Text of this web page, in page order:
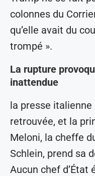
colonnes du
qu’elle avait du
trompé ».
La rupture
inattendue
la presse italienne
retrouvée, et la
Meloni, la cheffe
Schlein, prend sa
Aucun chef d’État